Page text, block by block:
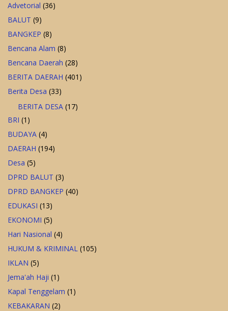
Advetorial (36)
BALUT (9)
BANGKEP (8)
Bencana Alam (8)
Bencana Daerah (28)
BERITA DAERAH (401)
Berita Desa (33)
BERITA DESA (17)
BRI (1)
BUDAYA (4)
DAERAH (194)
Desa (5)
DPRD BALUT (3)
DPRD BANGKEP (40)
EDUKASI (13)
EKONOMI (5)
Hari Nasional (4)
HUKUM & KRIMINAL (105)
IKLAN (5)
Jema'ah Haji (1)
Kapal Tenggelam (1)
KEBAKARAN (2)